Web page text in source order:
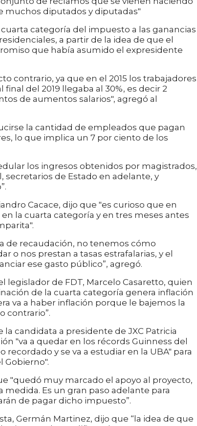
muchos diputados y diputadas"
categoría del impuesto a las ganancias
a partir de la idea de que el
que había asumido el expresidente
contrario, ya que en el 2015 los trabajadores
del 2019 llegaba al 30%, es decir 2
de aumentos salarios", agregó al
la cantidad de empleados que pagan
lo que implica un 7 por ciento de los
los ingresos obtenidos por magistrados,
de Estado en adelante, y
Cacace, dijo que "es curioso que en
la cuarta categoría y en tres meses antes
de recaudación, no tenemos cómo
o nos prestan a tasas estrafalarias, y el
ese gasto público”, agregó.
legislador de FDT, Marcelo Casaretto, quien
de la cuarta categoría genera inflación
va a haber inflación porque le bajemos la
contrario”.
candidata a presidente de JXC Patricia
"va a quedar en los récords Guinness del
y se va a estudiar en la UBA" para
Gobierno".
"quedó muy marcado el apoyo al proyecto,
medida. Es un gran paso adelante para
de pagar dicho impuesto”.
Germán Martinez, dijo que “la idea de que